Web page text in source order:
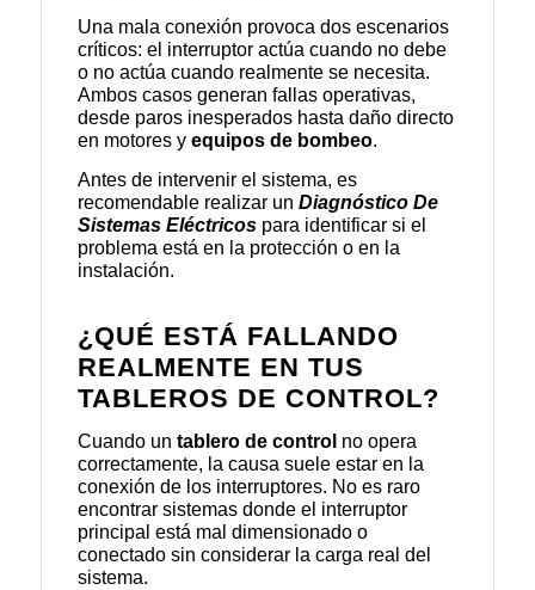
Una mala conexión provoca dos escenarios
críticos: el interruptor actúa cuando no debe
o no actúa cuando realmente se necesita.
Ambos casos generan fallas operativas,
desde paros inesperados hasta daño directo
en motores y equipos de bombeo.
Antes de intervenir el sistema, es
recomendable realizar un Diagnóstico De
Sistemas Eléctricospara identificar si el
problema está en la protección o en la
instalación.
¿QUÉ ESTÁ FALLANDO
REALMENTE EN TUS
TABLEROS DE CONTROL?
Cuando un tablero de control no opera
correctamente, la causa suele estar en la
conexión de los interruptores. No es raro
encontrar sistemas donde el interruptor
principal está mal dimensionado o
conectado sin considerar la carga real del
sistema.